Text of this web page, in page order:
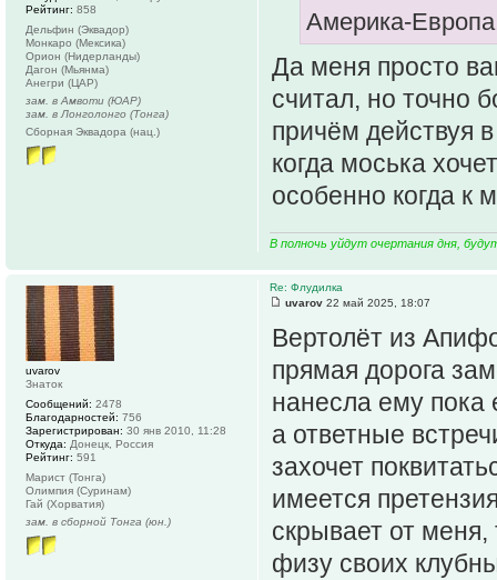
Америка-
Да меня просто
считал, но точно
причём действуя
когда моська
особенно когда к
В полночь уйдут очертания дня,
Рейтинг: 858
Дельфин (Эквадор)
Монкаро (Мексика)
Орион (Нидерланды)
Дагон (Мьянма)
Анегри (ЦАР)
зам. в Амвоти (ЮАР)
зам. в Лонголонго (Тонга)
Сборная Эквадора (нац.)
Re: Флудилка
uvarov 22 май 2025, 18:07
Вертолёт из
прямая дорога
нанесла ему пока
а ответные
захочет
имеется
скрывает от меня,
физу своих
uvarov
Знаток
Сообщений: 2478
Благодарностей: 756
Зарегистрирован: 30 янв 2010, 11:28
Откуда: Донецк, Россия
Рейтинг: 591
Марист (Тонга)
Олимпия (Суринам)
Гай (Хорватия)
зам. в сборной Тонга (юн.)